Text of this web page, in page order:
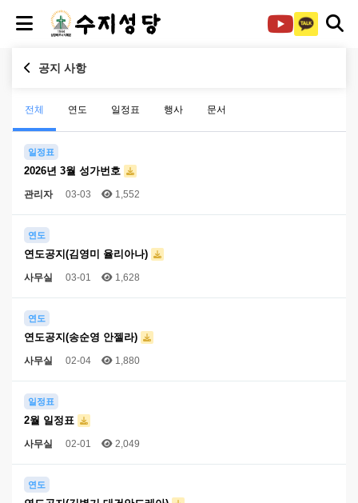
공지 사항
전체 연도 일정표 행사 문서
일정표
2026년 3월 성가번호
관리자 03-03 1,552
연도
연도공지(김영미 율리아나)
사무실 03-01 1,628
연도
연도공지(송순영 안젤라)
사무실 02-04 1,880
일정표
2월 일정표
사무실 02-01 2,049
연도